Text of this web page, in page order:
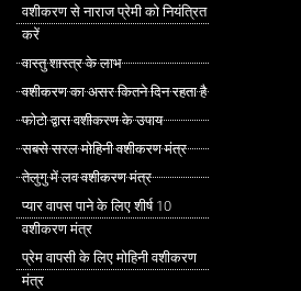
वशीकरण से नाराज प्रेमी को नियंत्रित
करें
वास्तु शास्त्र के लाभ
वशीकरण का असर कितने दिन रहता है
फोटो द्वारा वशीकरण के उपाय
सबसे सरल मोहिनी वशीकरण मंत्र
तेलुगु में लव वशीकरण मंत्र
प्यार वापस पाने के लिए शीर्ष 10
वशीकरण मंत्र
प्रेम वापसी के लिए मोहिनी वशीकरण
मंत्र